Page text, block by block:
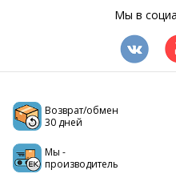
Мы в
Возврат/обмен
30 дней
Мы -
производитель